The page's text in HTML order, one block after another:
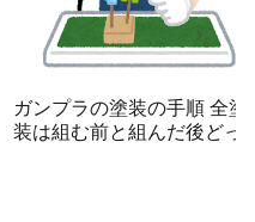
ガンプラの塗装の手順 全塗
装は組む前と組んだ後どっ